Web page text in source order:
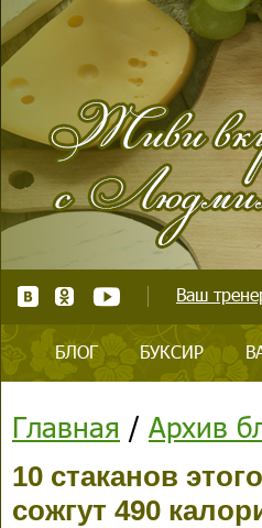
Ваш
БЛОГ БУКСИР
Главная / Архив
10 стаканов
сожгут 490